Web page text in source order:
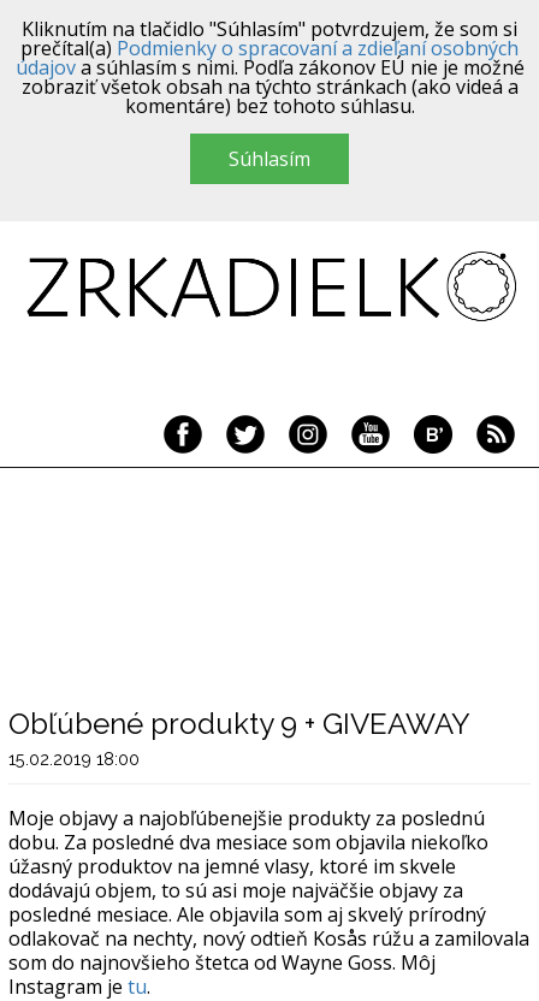
Kliknutím na tlačidlo "Súhlasím" potvrdzujem, že som si
prečítal(a) Podmienky o spracovaní a zdieľaní osobných
údajova súhlasím s nimi. Podľa zákonov EÚ nie je možné
zobraziť všetok obsah na týchto stránkach (ako videá a
komentáre) bez tohoto súhlasu.
Súhlasím
Obľúbené produkty 9 + GIVEAWAY
15.02.2019 18:00
Moje objavy a najobľúbenejšie produkty za poslednú
dobu. Za posledné dva mesiace som objavila niekoľko
úžasný produktov na jemné vlasy, ktoré im skvele
dodávajú objem, to sú asi moje najväčšie objavy za
posledné mesiace. Ale objavila som aj skvelý prírodný
odlakovač na nechty, nový odtieň Kosås rúžu a zamilovala
som do najnovšieho štetca od Wayne Goss. Môj
Instagram je tu.